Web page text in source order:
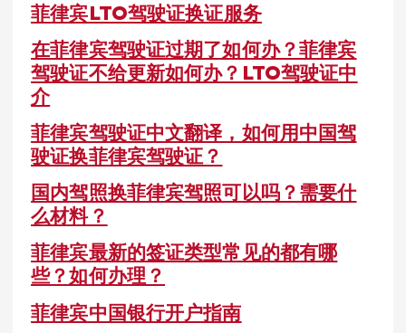
菲律宾LTO驾驶证换证服务
在菲律宾驾驶证过期了如何办？菲律宾
驾驶证不给更新如何办？LTO驾驶证中
介
菲律宾驾驶证中文翻译，如何用中国驾
驶证换菲律宾驾驶证？
国内驾照换菲律宾驾照可以吗？需要什
么材料？
菲律宾最新的签证类型常见的都有哪
些？如何办理？
菲律宾中国银行开户指南